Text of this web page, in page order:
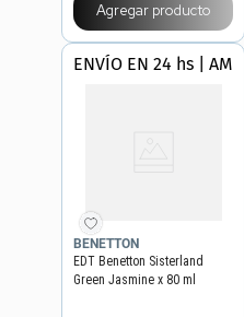
Agregar producto
ENVÍO EN 24 hs | AMBA
BENETTON
EDT Benetton Sisterland
Green Jasmine x 80 ml